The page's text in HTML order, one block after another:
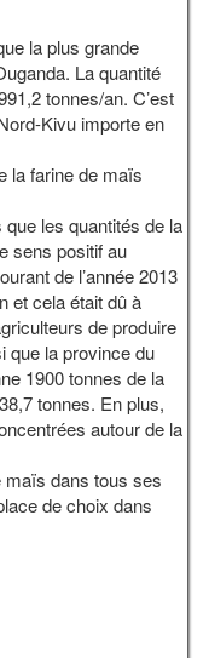
la plus grande
La quantité
tonnes/an. C’est
Kivu importe en
la farine de maïs
les quantités de la
sens positif au
de l’année 2013
et cela était dû à
de produire
que la province du
1900 tonnes de la
tonnes. En plus,
autour de la
maïs dans tous ses
de choix dans